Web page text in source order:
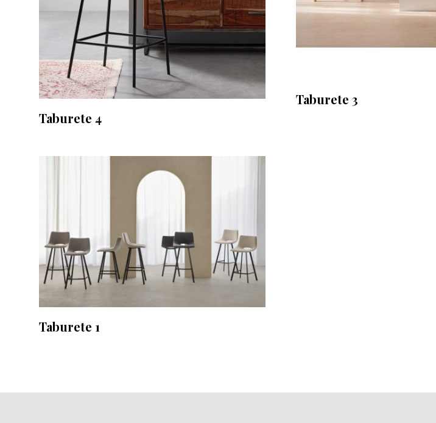
Taburete 4
Taburete 3
Taburete 1